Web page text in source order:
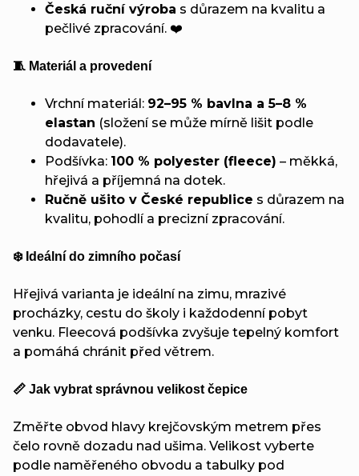
Česká ruční výroba s důrazem na kvalitu a
pečlivé zpracování. ❤️
🧵 Materiál a provedení
Vrchní materiál: 92–95 % bavlna a 5–8 %
elastan (složení se může mírně lišit podle
dodavatele).
Podšívka: 100 % polyester (fleece) – měkká,
hřejivá a příjemná na dotek.
Ručně ušito v České republice s důrazem na
kvalitu, pohodlí a precizní zpracování.
❄️ Ideální do zimního počasí
Hřejivá varianta je ideální na zimu, mrazivé
procházky, cestu do školy i každodenní pobyt
venku. Fleecová podšívka zvyšuje tepelný komfort
a pomáhá chránit před větrem.
📏 Jak vybrat správnou velikost čepice
Změřte obvod hlavy krejčovským metrem přes
čelo rovně dozadu nad ušima. Velikost vyberte
podle naměřeného obvodu a tabulky pod